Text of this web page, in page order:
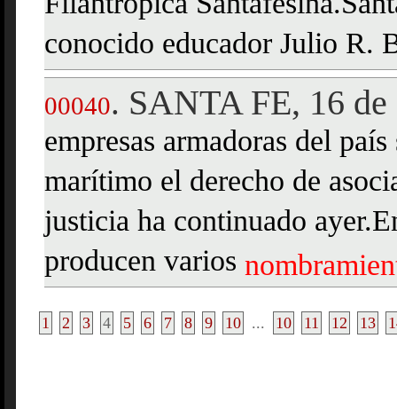
conocido educador Julio R.
00040. SANTA FE, 16
empresas armadoras del
marítimo el derecho de
justicia ha continuado
producen varios
1 2 3 4 5 6 7 8 9 10 ... 10 11 12 13